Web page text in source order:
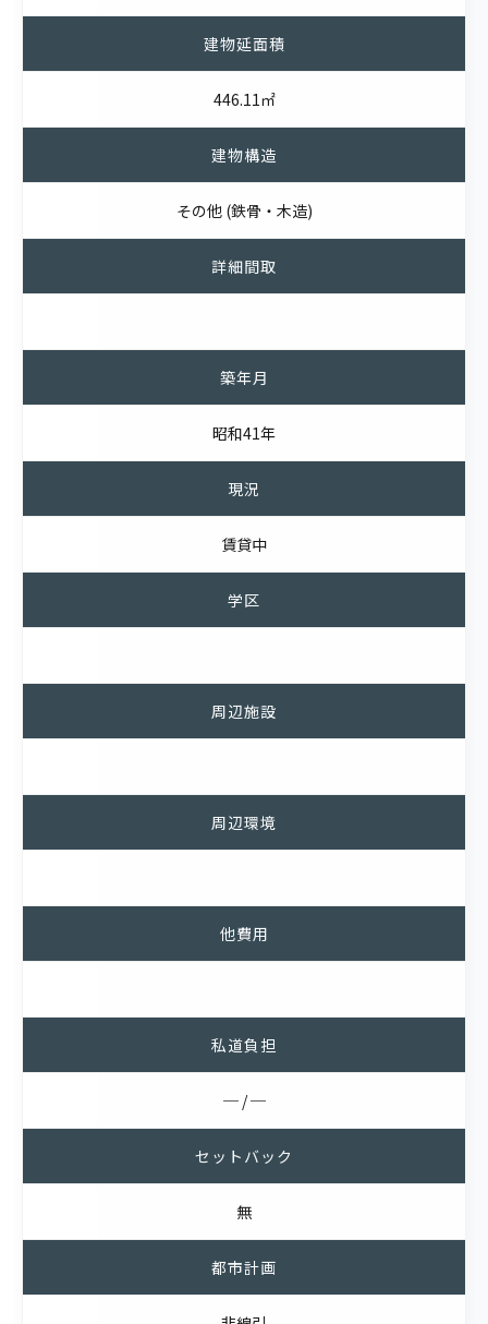
建物延面積
446.11㎡
建物構造
その他 (鉄骨・木造)
詳細間取
築年月
昭和41年
現況
賃貸中
学区
周辺施設
周辺環境
他費用
私道負担
─ / ─
セットバック
無
都市計画